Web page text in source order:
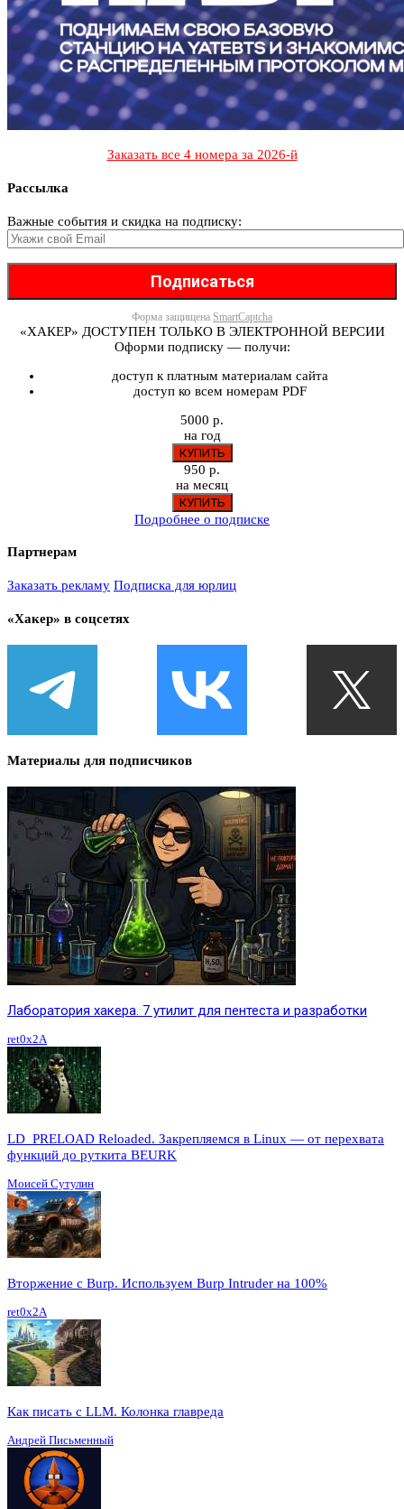
Заказать все 4 номера за 2026-й
Рассылка
Важные события и скидка на подписку:
Форма защищена SmartCaptcha
«ХАКЕР» ДОСТУПЕН ТОЛЬКО В ЭЛЕКТРОННОЙ ВЕРСИИ
Оформи подписку — получи:
доступ к платным материалам сайта
доступ ко всем номерам PDF
5000 р.
на год
950 р.
на месяц
Подробнее о подписке
Партнерам
Заказать рекламу Подписка для юрлиц
«Хакер» в соцсетях
Материалы для подписчиков
Лаборатория хакера. 7 утилит для пентеста и разработки
ret0x2A
LD_PRELOAD Reloaded. Закрепляемся в Linux — от перехвата
функций до руткита BEURK
Моисей Сутулин
Вторжение с Burp. Используем Burp Intruder на 100%
ret0x2A
Как писать с LLM. Колонка главреда
Андрей Письменный